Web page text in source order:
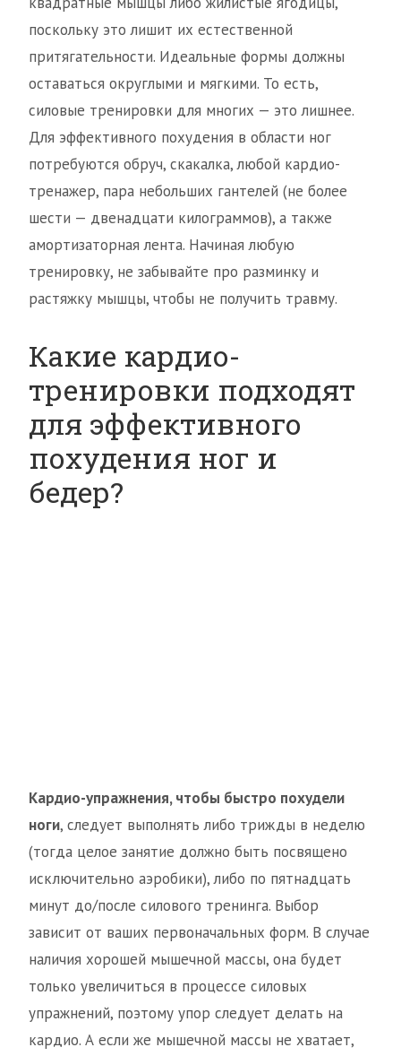
поскольку это лишит их естественной
притягательности. Идеальные формы должны
оставаться округлыми и мягкими. То есть,
силовые тренировки для многих — это лишнее.
Для эффективного похудения в области ног
потребуются обруч, скакалка, любой кардио-
тренажер, пара небольших гантелей (не более
шести — двенадцати килограммов), а также
амортизаторная лента. Начиная любую
тренировку, не забывайте про разминку и
растяжку мышцы, чтобы не получить травму.
Какие кардио-
тренировки подходят
для эффективного
похудения ног и
бедер?
Кардио-упражнения, чтобы быстро похудели
ноги, следует выполнять либо трижды в неделю
(тогда целое занятие должно быть посвящено
исключительно аэробики), либо по пятнадцать
минут до/после силового тренинга. Выбор
зависит от ваших первоначальных форм. В случае
наличия хорошей мышечной массы, она будет
только увеличиться в процессе силовых
упражнений, поэтому упор следует делать на
кардио. А если же мышечной массы не хватает,